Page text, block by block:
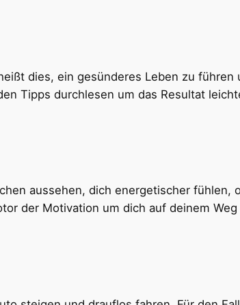
dies, ein gesünderes Leben zu führen
Tipps durchlesen um das Resultat
aussehen, dich energetischer fühlen,
der Motivation um dich auf deinem